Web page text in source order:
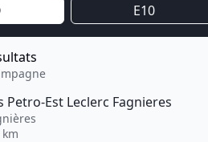
E10
Petro-Est Leclerc Fagnieres